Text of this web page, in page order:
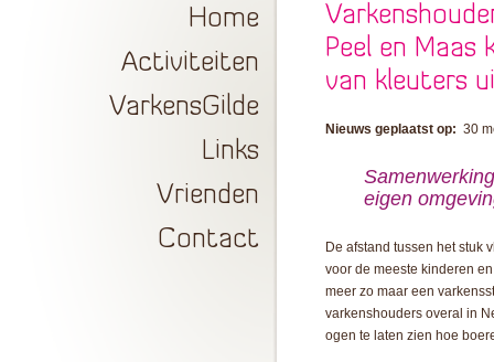
Home
Activiteiten
VarkensGilde
Links
Vrienden
Contact
Peel en Maas
van kleuters
Nieuws geplaatst op: 30
eigen
De afstand tussen het stuk
voor de meeste kinderen
meer zo maar een
varkenshouders overal in
ogen te laten zien hoe